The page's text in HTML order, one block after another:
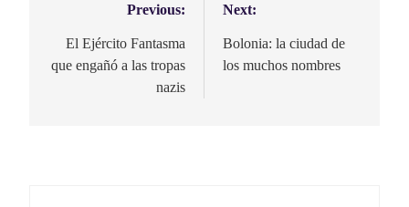
Navegación
de
entradas
Previous:
El Ejército Fantasma
que engañó a las tropas
nazis
Next:
Bolonia: la ciudad de
los muchos nombres